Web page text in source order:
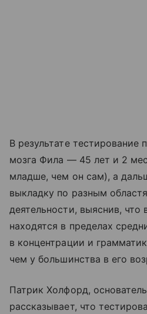
В результате тестирование
мозга Фила — 45 лет и 2
младше, чем он сам), а
выкладку по разным
деятельности, выяснив, что
находятся в пределах
в концентрации и
чем у большинства в его
Патрик Холфорд,
рассказывает, что